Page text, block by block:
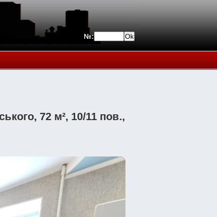
№:
72 м², 10/11 пов.,